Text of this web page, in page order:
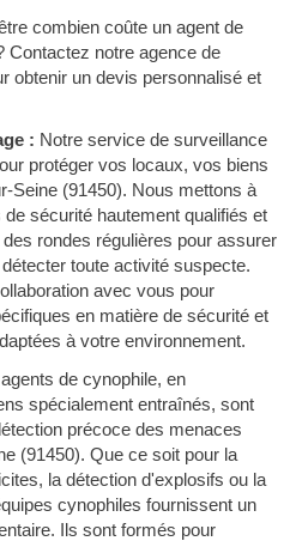
combien coûte un agent de
Contactez notre agence de
obtenir un devis personnalisé et
: Notre service de surveillance
protéger vos locaux, vos biens
Seine (91450). Nous mettons à
sécurité hautement qualifiés et
rondes régulières pour assurer
toute activité suspecte.
avec vous pour
en matière de sécurité et
à votre environnement.
de cynophile, en
spécialement entraînés, sont
précoce des menaces
(91450). Que ce soit pour la
la détection d'explosifs ou la
cynophiles fournissent un
Ils sont formés pour